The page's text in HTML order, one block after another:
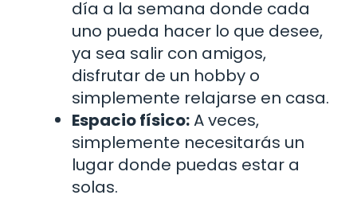
día a la semana donde cada
uno pueda hacer lo que desee,
ya sea salir con amigos,
disfrutar de un hobby o
simplemente relajarse en casa.
Espacio físico:A veces,
simplemente necesitarás un
lugar donde puedas estar a
solas.